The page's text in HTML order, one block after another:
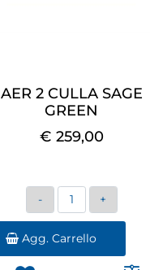
AER 2 CULLA SAGE
GREEN
€ 259,00
Quantità
Agg. Carrello